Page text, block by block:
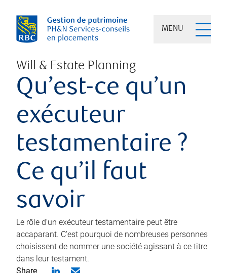
MENU
Will & Estate Planning
Qu’est-ce qu’un
exécuteur
testamentaire ?
Ce qu’il faut
savoir
Le rôle d’un exécuteur testamentaire peut être
accaparant. C’est pourquoi de nombreuses personnes
choisissent de nommer une société agissant à ce titre
dans leur testament.
Share